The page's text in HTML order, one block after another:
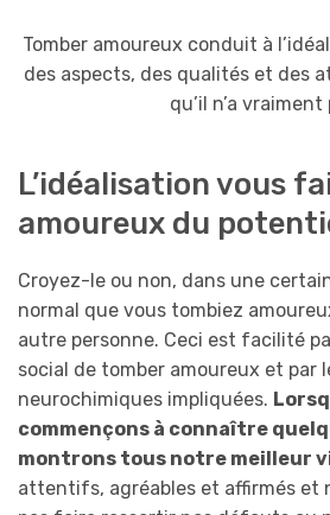
Tomber amoureux conduit à
des aspects, des qualités et des
qu’il n’a vraiment
L’idéalisation vous
amoureux du
Croyez-le ou non, dans une
normal que vous tombiez
autre personne. Ceci est facilité
social de tomber amoureux et par
neurochimiques impliquées.
commençons à connaître
montrons tous notre meilleur
attentifs, agréables et affirmés et